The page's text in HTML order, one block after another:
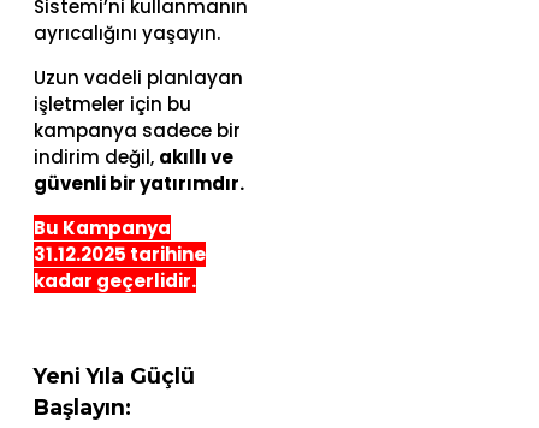
Sistemi’ni kullanmanın
ayrıcalığını yaşayın.
Uzun vadeli planlayan
işletmeler için bu
kampanya sadece bir
indirim değil, akıllı ve
güvenli bir yatırımdır.
Bu Kampanya
31.12.2025 tarihine
kadar geçerlidir.
Yeni Yıla Güçlü
Başlayın: